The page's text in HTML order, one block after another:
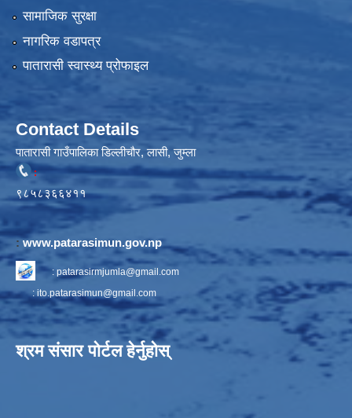
सामाजिक सुरक्षा
नागरिक वडापत्र
पातारासी स्वास्थ्य प्रोफाइल
Contact Details
पातारासी गाउँपालिका डिल्लीचौर, लासी, जुम्ला
:
९८५८३६६४११
:www.patarasimun.gov.np
: patarasirmjumla@gmail.com
: ito.patarasimun@gmail.com
श्रम संसार पोर्टल हेर्नुहोस्